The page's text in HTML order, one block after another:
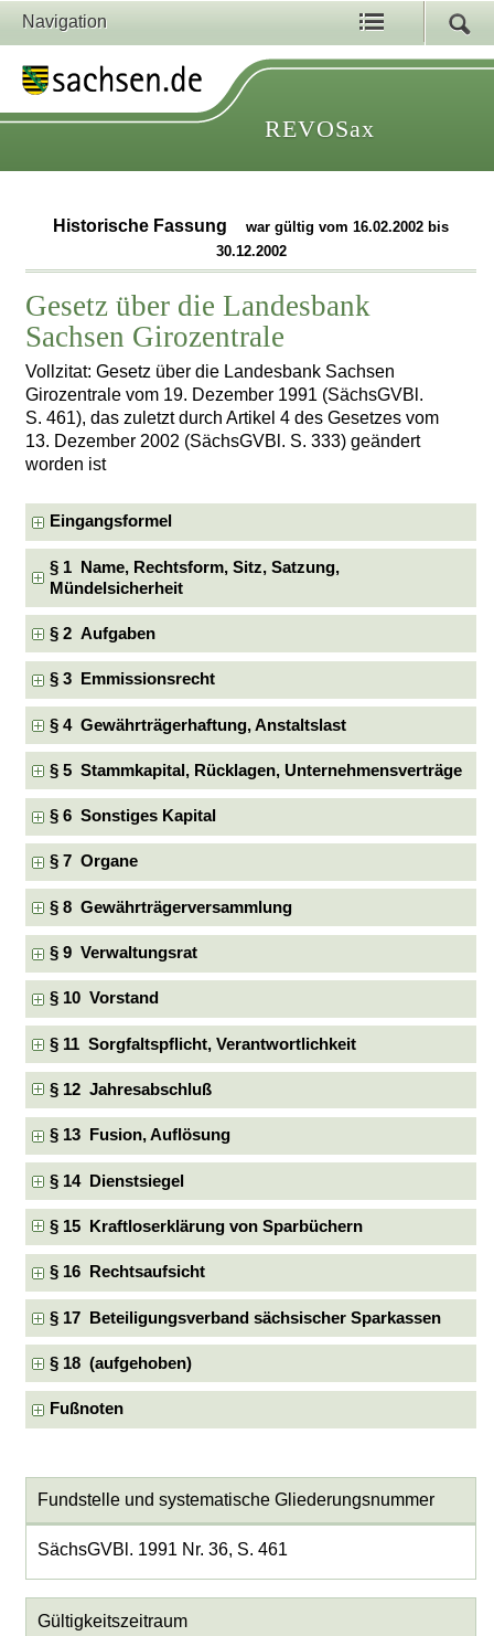
Navigation
REVOSax
Historische Fassung
war gültig vom 16.02.2002 bis
30.12.2002
Gesetz über die Landesbank
Sachsen Girozentrale
Vollzitat: Gesetz über die Landesbank Sachsen
Girozentrale vom 19. Dezember 1991 (SächsGVBl.
S. 461), das zuletzt durch Artikel 4 des Gesetzes vom
13. Dezember 2002 (SächsGVBl. S. 333) geändert
worden ist
Eingangsformel
§ 1 Name, Rechtsform, Sitz, Satzung,
Mündelsicherheit
§ 2 Aufgaben
§ 3 Emmissionsrecht
§ 4 Gewährträgerhaftung, Anstaltslast
§ 5 Stammkapital, Rücklagen, Unternehmensverträge
§ 6 Sonstiges Kapital
§ 7 Organe
§ 8 Gewährträgerversammlung
§ 9 Verwaltungsrat
§ 10 Vorstand
§ 11 Sorgfaltspflicht, Verantwortlichkeit
§ 12 Jahresabschluß
§ 13 Fusion, Auflösung
§ 14 Dienstsiegel
§ 15 Kraftloserklärung von Sparbüchern
§ 16 Rechtsaufsicht
§ 17 Beteiligungsverband sächsischer Sparkassen
§ 18 (aufgehoben)
Fußnoten
Fundstelle und systematische Gliederungsnummer
SächsGVBl. 1991 Nr. 36, S. 461
Gültigkeitszeitraum